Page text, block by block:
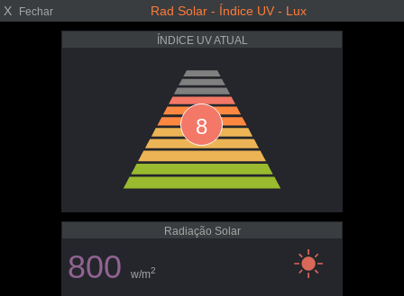
X Fechar Rad Solar - Índice UV - Lux
ÍNDICE UV ATUAL
8
Radiação Solar
800 w/m2